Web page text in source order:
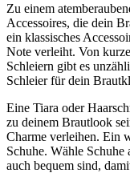
Zu einem
Accessoires, die dein
ein klassisches
Note verleiht. Von
Schleiern gibt es
Schleier für dein
Eine Tiara oder
zu deinem Brautlook
Charme verleihen. Ein
Schuhe. Wähle Schuhe
auch bequem sind,